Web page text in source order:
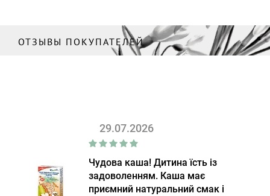
ОТЗЫВЫ ПОКУПАТЕЛЕЙ
29.07.2026
Чудова каша! Дитина їсть із
задоволенням. Каша має
приємний натуральний смак і